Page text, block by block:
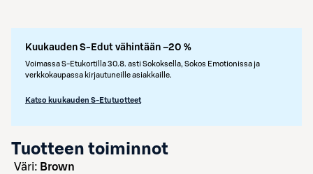
Kuukauden S-Edut vähintään –20 %
Voimassa S-Etukortilla 30.8. asti Sokoksella, Sokos Emotionissa ja
verkkokaupassa kirjautuneille asiakkaille.
Katso kuukauden S-Etutuotteet
Tuotteen toiminnot
väri: Brown